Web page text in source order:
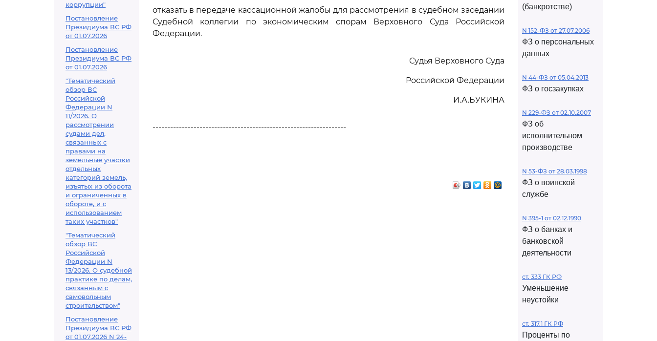
коррупции"
Постановление
Президиума ВС РФ
от 01.07.2026
Постановление
Президиума ВС РФ
от 01.07.2026
"Тематический
обзор ВС
Российской
Федерации N
11/2026. О
рассмотрении
судами дел,
связанных с
правами на
земельные участки
отдельных
категорий земель,
изъятых из оборота
и ограниченных в
обороте, и с
использованием
таких участков"
"Тематический
обзор ВС
Российской
Федерации N
13/2026. О судебной
практике по делам,
связанным с
самовольным
строительством"
Постановление
Президиума ВС РФ
от 01.07.2026 N 24-
отказать в передаче кассационной жалобы для рассмотрения в судебном заседании
Судебной коллегии по экономическим спорам Верховного Суда Российской
Федерации.
Судья Верховного Суда
Российской Федерации
И.А.БУКИНА
------------------------------------------------------------------
(банкротстве)
N 152-ФЗ от 27.07.2006
ФЗ о персональных
данных
N 44-ФЗ от 05.04.2013
ФЗ о госзакупках
N 229-ФЗ от 02.10.2007
ФЗ об
исполнительном
производстве
N 53-ФЗ от 28.03.1998
ФЗ о воинской
службе
N 395-1 от 02.12.1990
ФЗ о банках и
банковской
деятельности
ст. 333 ГК РФ
Уменьшение
неустойки
ст. 317.1 ГК РФ
Проценты по